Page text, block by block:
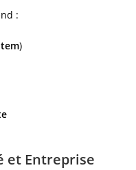
:
)
et Entreprise